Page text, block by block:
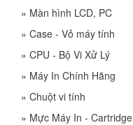
» Màn hình LCD, PC
» Case - Vỏ máy tính
» CPU - Bộ Vi Xử Lý
» Máy In Chính Hãng
» Chuột vi tính
» Mực Máy In - Cartridge